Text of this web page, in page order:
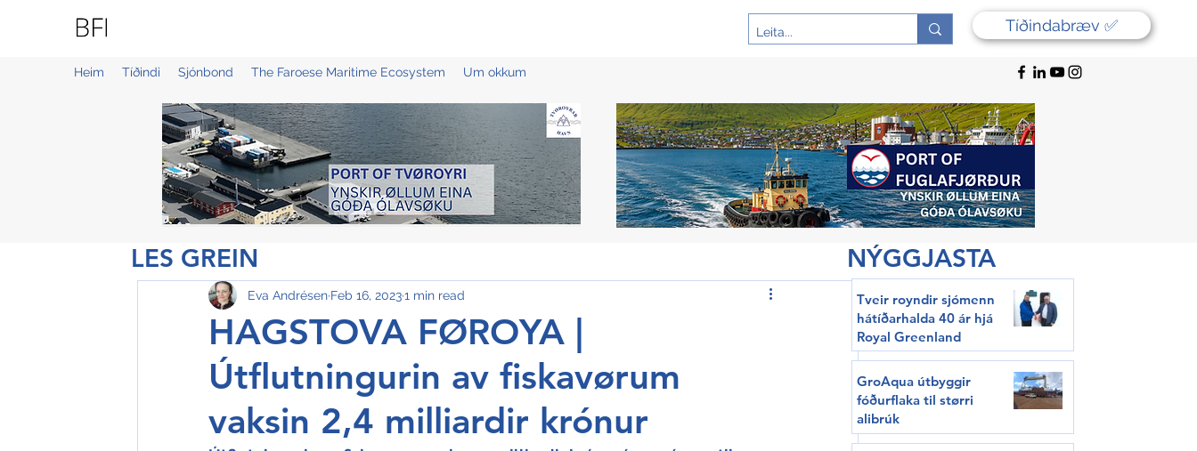
Tíðindabræv ✅
Heim Tíðindi Sjónbond The Faroese Maritime Ecosystem Um okkum
HAGSTOVA FØROYA |
Útflutningurin av fiskavørum
vaksin 2,4 milliardir krónur
Eva Andrésen Feb 16, 20231 min read
LES GREIN NÝGGJASTA
Tveir royndir sjómenn
hátíðarhalda 40 ár hjá
Royal Greenland
GroAqua útbyggir
fóðurflaka til størri
alibrúk